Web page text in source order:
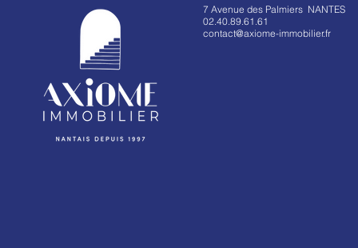
7 Avenue des Palmiers NANTES
02.40.89.61.61
contact@axiome-immobilier.fr